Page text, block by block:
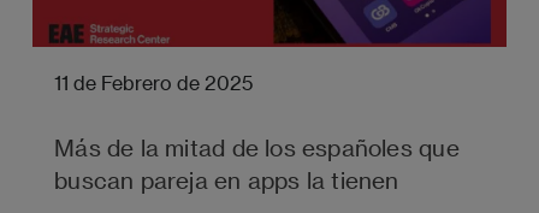
11 de Febrero de 2025
Más de la mitad de los españoles que
buscan pareja en apps la tienen